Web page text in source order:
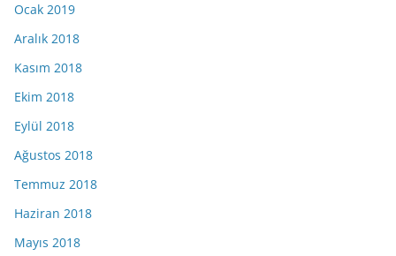
Ocak 2019
Aralık 2018
Kasım 2018
Ekim 2018
Eylül 2018
Ağustos 2018
Temmuz 2018
Haziran 2018
Mayıs 2018